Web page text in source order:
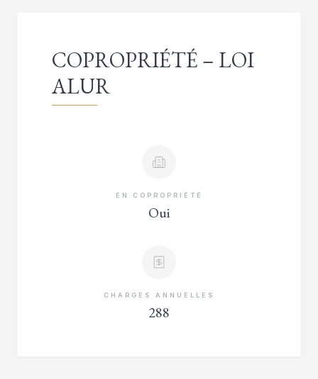
COPROPRIÉTÉ – LOI
ALUR
EN COPROPRIÉTÉ
Oui
CHARGES ANNUELLES
288